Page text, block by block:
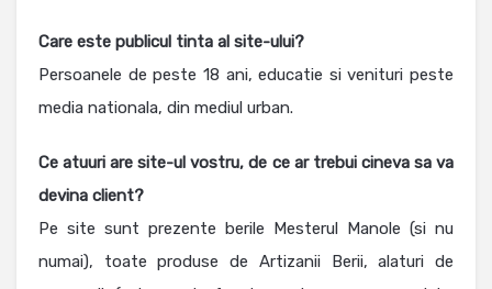
Care este publicul tinta al site-ului?
Persoanele de peste 18 ani, educatie si venituri peste
media nationala, din mediul urban.
Ce atuuri are site-ul vostru, de ce ar trebui cineva sa va
devina client?
Pe site sunt prezente berile Mesterul Manole (si nu
numai), toate produse de Artizanii Berii, alaturi de